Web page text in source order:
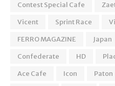
Contest Special Cafe
Vicent
Sprint Race
FERRO MAGAZINE
Japan
Confederate
HD
Ace Cafe
Icon Paton